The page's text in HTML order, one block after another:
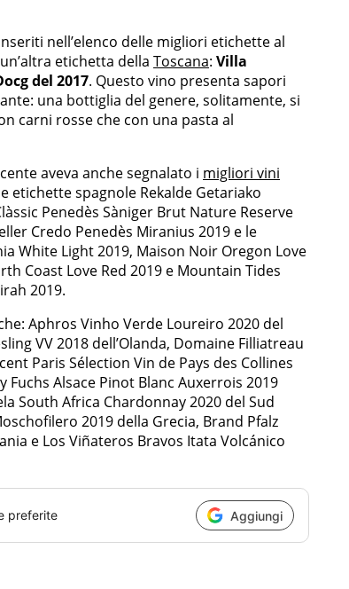
nell’elenco delle migliori etichette al
etichetta della Toscana: Villa
del 2017. Questo vino presenta sapori
una bottiglia del genere, solitamente, si
carni rosse che con una pasta al
aveva anche segnalato i migliori vini
etichette spagnole Rekalde Getariako
Penedès Sàniger Brut Nature Reserve
Credo Penedès Miranius 2019 e le
White Light 2019, Maison Noir Oregon Love
Coast Love Red 2019 e Mountain Tides
2019.
Aphros Vinho Verde Loureiro 2020 del
VV 2018 dell’Olanda, Domaine Filliatreau
Paris Sélection Vin de Pays des Collines
Fuchs Alsace Pinot Blanc Auxerrois 2019
South Africa Chardonnay 2020 del Sud
2019 della Grecia, Brand Pfalz
e Los Viñateros Bravos Itata Volcánico
preferite Aggiungi